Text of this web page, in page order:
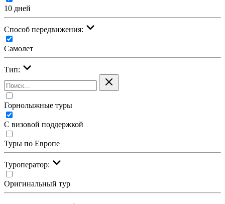
10 дней
Cпособ передвижения:
Самолет
Тип:
Горнолыжные туры
С визовой поддержкой
Туры по Европе
Туроператор:
Оригинальный тур